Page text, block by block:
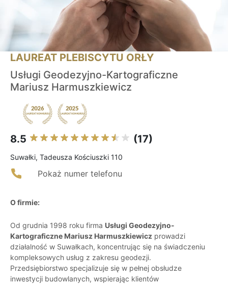
LAUREAT PLEBISCYTU ORŁY
Usługi Geodezyjno-Kartograficzne
Mariusz Harmuszkiewicz
8.5 (17)
Suwałki, Tadeusza Kościuszki 110
Pokaż numer telefonu
O firmie:
Od grudnia 1998 roku firma Usługi Geodezyjno-
Kartograficzne Mariusz Harmuszkiewicz prowadzi
działalność w Suwałkach, koncentrując się na świadczeniu
kompleksowych usług z zakresu geodezji.
Przedsiębiorstwo specjalizuje się w pełnej obsłudze
inwestycji budowlanych, wspierając klientów